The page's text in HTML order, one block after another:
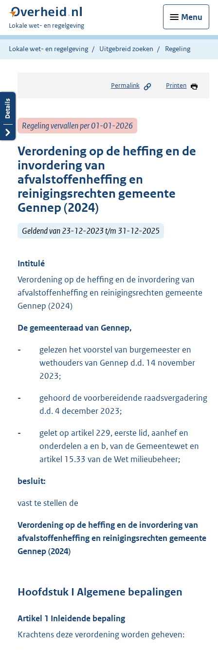
Menu
U
bent
hier:
Lokale wet- en regelgeving
Lokale wet- en regelgeving Uitgebreid zoeken Regeling
Permalink Printen
Regeling vervallen per 01-01-2026
Verordening op de heffing en de
invordering van
afvalstoffenheffing en
reinigingsrechten gemeente
Gennep (2024)
Geldend van 23-12-2023 t/m 31-12-2025
Intitulé
Verordening op de heffing en de invordering van
afvalstoffenheffing en reinigingsrechten gemeente
Gennep (2024)
De gemeenteraad van Gennep,
-
gelezen het voorstel van burgemeester en
wethouders van Gennep d.d. 14 november
2023;
-
gehoord de voorbereidende raadsvergadering
d.d. 4 december 2023;
-
gelet op artikel 229, eerste lid, aanhef en
onderdelen a en b, van de Gemeentewet en
artikel 15.33 van de Wet milieubeheer;
besluit:
vast te stellen de
Verordening op de heffing en de invordering van
afvalstoffenheffing en reinigingsrechten gemeente
Gennep (2024)
Hoofdstuk I Algemene bepalingen
Artikel 1 Inleidende bepaling
Krachtens deze verordening worden geheven: